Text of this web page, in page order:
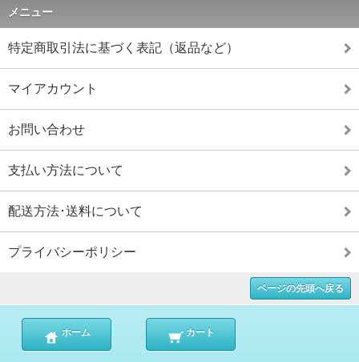
メニュー
特定商取引法に基づく表記（返品など）
マイアカウント
お問い合わせ
支払い方法について
配送方法･送料について
プライバシーポリシー
ページの先頭へ戻る
ホーム カート